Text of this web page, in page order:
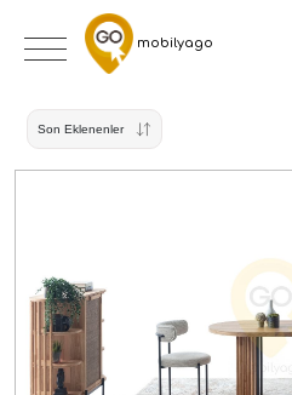
mobilyago
Son Eklenenler